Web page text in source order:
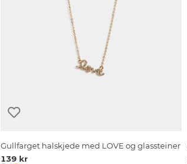
Gullfarget halskjede med LOVE og glassteiner
139 kr